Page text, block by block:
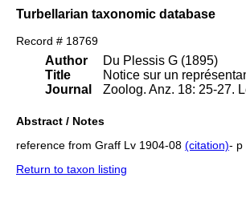
Turbellarian taxonomic database
Record # 18769
Author
Title
Journal
Du Plessis G (1895)
Notice sur un
Zoolog. Anz. 18: 25-27.
Abstract / Notes
reference from Graff Lv 1904-08 (citation)- p
Return to taxon listing